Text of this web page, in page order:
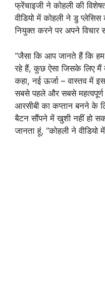
फ्रेंचाइजी ने कोहली की
वीडियो में कोहली ने डु
नियुक्त करने पर अपने विचार
“जैसा कि आप जानते हैं कि
रहे हैं, कुछ ऐसा जिसके लिए मैं
कहा, नई ऊर्जा – वास्तव में
सबसे पहले और सबसे
आरसीबी का कप्तान बनने के
बैटन सौंपने में खुशी नहीं हो
जानता हूं, ”कोहली ने वीडियो